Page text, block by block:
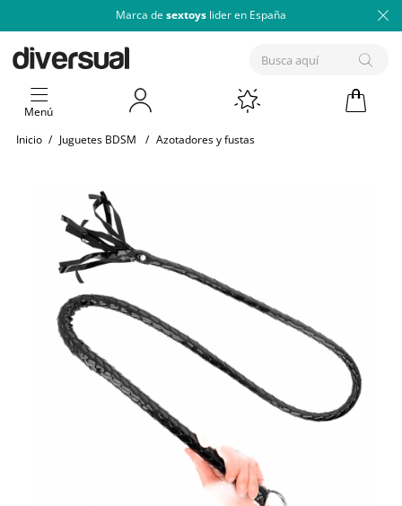
Marca de sextoys lider en España
Menú
Inicio / Juguetes BDSM / Azotadores y fustas